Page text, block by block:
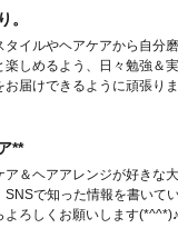
。
タイルやヘアケアから自分
楽しめるよう、日々勉強＆
お届けできるように頑張り
**
ア＆ヘアアレンジが好きな
SNSで知った情報を書いて
よろしくお願いします(*^^*)♪